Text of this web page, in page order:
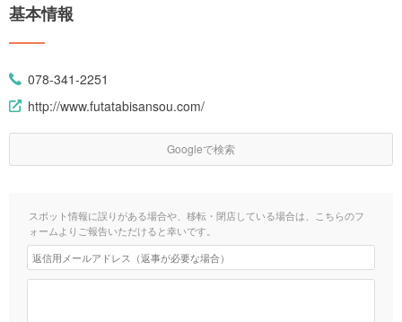
基本情報
078-341-2251
http://www.futatabisansou.com/
Googleで検索
スポット情報に誤りがある場合や、移転・閉店している場合は、こちらのフ
ォームよりご報告いただけると幸いです。